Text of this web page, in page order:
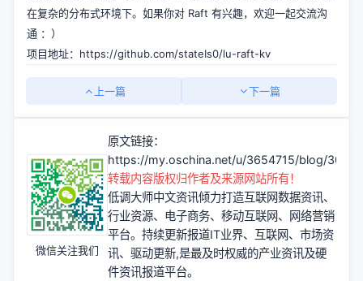
在复杂的分布式环境下。如果你对 Raft 有兴趣，欢迎一起交流沟
通 ：）
项目地址： https://github.com/stateIs0/lu-raft-kv
上一篇 下一篇
微信关注我们
原文链接：
https://my.oschina.net/u/3654715/blog/
转载内容版权归作者及来源网站所有！
低调大师中文资讯倾力打造互联网数据资讯、
行业资源、电子商务、移动互联网、网络营销
平台。持续更新报道IT业界、互联网、市场资
讯、驱动更新,是最及时权威的产业资讯及硬
件资讯报道平台。